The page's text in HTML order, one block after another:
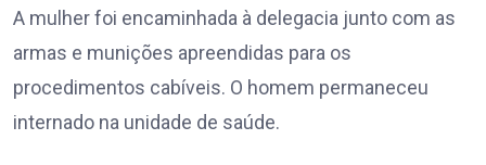
A mulher foi encaminhada à delegacia junto com as
armas e munições apreendidas para os
procedimentos cabíveis. O homem permaneceu
internado na unidade de saúde.